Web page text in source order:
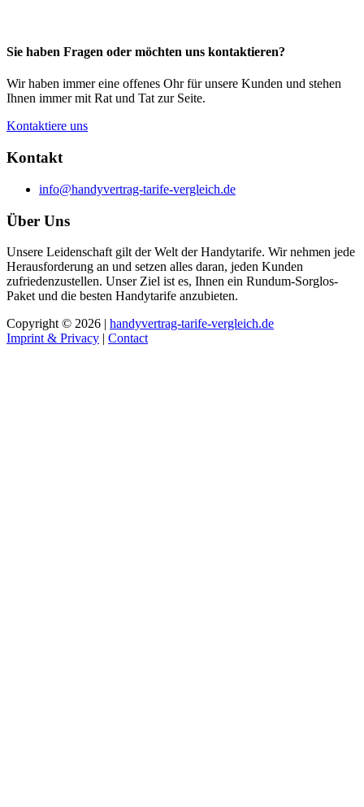
Sie haben Fragen oder möchten uns kontaktieren?
Wir haben immer eine offenes Ohr für unsere Kunden und stehen
Ihnen immer mit Rat und Tat zur Seite.
Kontaktiere uns
Kontakt
info@handyvertrag-tarife-vergleich.de
Über Uns
Unsere Leidenschaft gilt der Welt der Handytarife. Wir nehmen jede
Herausforderung an und setzen alles daran, jeden Kunden
zufriedenzustellen. Unser Ziel ist es, Ihnen ein Rundum-Sorglos-
Paket und die besten Handytarife anzubieten.
Copyright © 2026 | handyvertrag-tarife-vergleich.de
Imprint & Privacy | Contact